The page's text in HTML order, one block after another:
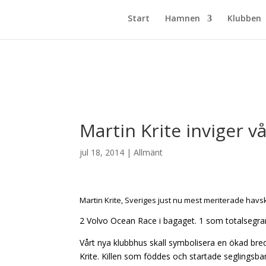
Start Hamnen Klubben
Martin Krite inviger
jul 18, 2014 |Allmänt
Martin Krite, Sveriges just nu mest meriterade
2 Volvo Ocean Race i bagaget. 1 som
Vårt nya klubbhus skall symbolisera en ökad
Krite. Killen som föddes och startade